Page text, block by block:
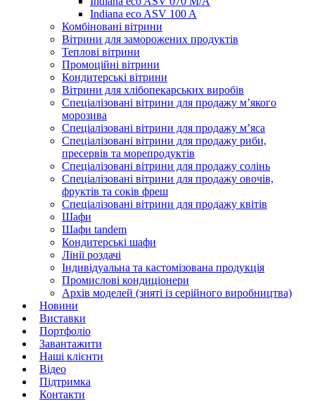
Indiana eco ASV 100 A
Комбіновані вітрини
Вітрини для заморожених продуктів
Теплові вітрини
Промоційні вітрини
Кондитерські вітрини
Вітрини для хлібопекарських виробів
Спеціалізовані вітрини для продажу м’якого
морозива
Спеціалізовані вітрини для продажу м’яса
Спеціалізовані вітрини для продажу риби,
пресервів та морепродуктів
Спеціалізовані вітрини для продажу солінь
Спеціалізовані вітрини для продажу овочів,
фруктів та соків фреш
Спеціалізовані вітрини для продажу квітів
Шафи
Шафи tandem
Кондитерські шафи
Лінії роздачі
Індивідуальна та кастомізована продукція
Промислові кондиціонери
Архів моделей (зняті із серійного виробництва)
Новини
Виставки
Портфоліо
Завантажити
Наші клієнти
Відео
Підтримка
Контакти